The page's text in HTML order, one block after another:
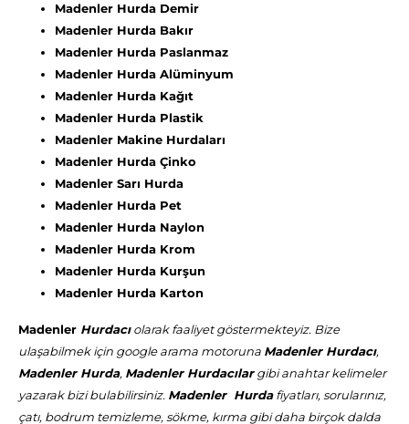
Madenler Hurda Demir
Madenler Hurda Bakır
Madenler Hurda Paslanmaz
Madenler Hurda Alüminyum
Madenler Hurda Kağıt
Madenler Hurda Plastik
Madenler Makine Hurdaları
Madenler Hurda Çinko
Madenler Sarı Hurda
Madenler Hurda Pet
Madenler Hurda Naylon
Madenler Hurda Krom
Madenler Hurda Kurşun
Madenler Hurda Karton
Madenler Hurdacıolarak faaliyet göstermekteyiz. Bize
ulaşabilmek için google arama motoruna Madenler Hurdacı,
Madenler Hurda, Madenler Hurdacılargibi anahtar kelimeler
yazarak bizi bulabilirsiniz. Madenler Hurdafiyatları, sorularınız,
çatı, bodrum temizleme, sökme, kırma gibi daha birçok dalda